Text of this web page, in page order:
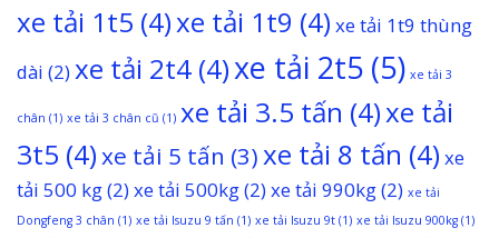
xe tải 1t5 (4)xe tải 1t9 (4) xe tải 1t9 thùng
dài (2) xe tải 2t4 (4)xe tải 2t5 (5) xe tải 3
chân (1) xe tải 3 chân cũ (1) xe tải 3.5 tấn (4)xe tải
3t5 (4)xe tải 5 tấn (3)xe tải 8 tấn (4) xe
tải 500 kg(2) xe tải 500kg(2) xe tải 990kg(2) xe tải
Dongfeng 3 chân (1) xe tải Isuzu 9 tấn (1) xe tải Isuzu 9t (1) xe tải Isuzu 900kg (1)